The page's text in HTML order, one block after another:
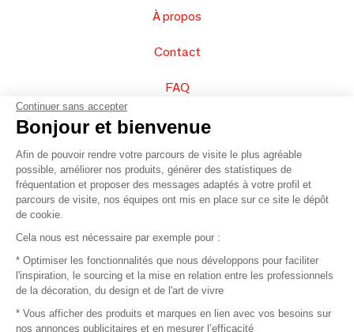
À propos
Contact
FAQ
Vendez vos produits
Plan du site
© 2016 –Organisation SAFI
Recrutement
Continuer sans accepter
Bonjour et bienvenue
Afin de pouvoir rendre votre parcours de visite le plus agréable
possible, améliorer nos produits, générer des statistiques de
fréquentation et proposer des messages adaptés à votre profil et
parcours de visite, nos équipes ont mis en place sur ce site le dépôt
de cookie.
Cela nous est nécessaire par exemple pour :
* Optimiser les fonctionnalités que nous développons pour faciliter
l'inspiration, le sourcing et la mise en relation entre les professionnels
de la décoration, du design et de l'art de vivre
* Vous afficher des produits et marques en lien avec vos besoins sur
nos annonces publicitaires et en mesurer l’efficacité